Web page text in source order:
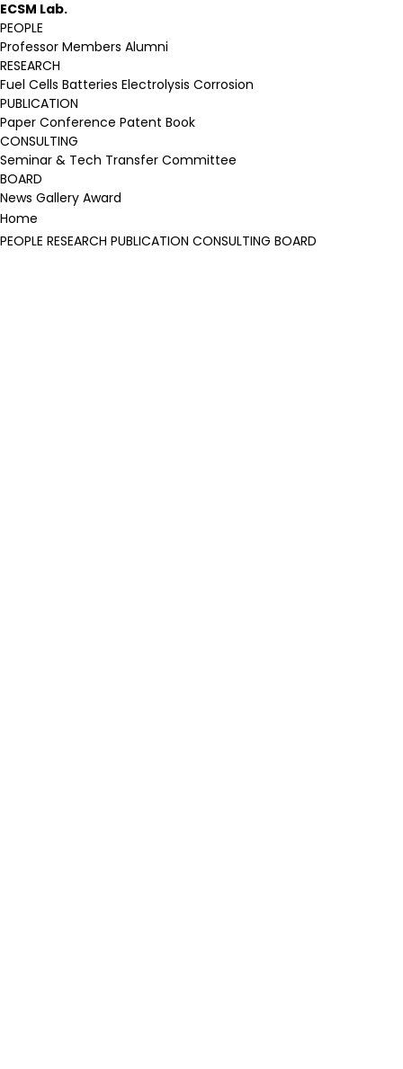
ECSM Lab.
PEOPLE
Professor Members Alumni
RESEARCH
Fuel Cells Batteries Electrolysis Corrosion
PUBLICATION
Paper Conference Patent Book
CONSULTING
Seminar & Tech Transfer Committee
BOARD
News Gallery Award
Home
PEOPLE RESEARCH PUBLICATION CONSULTING BOARD